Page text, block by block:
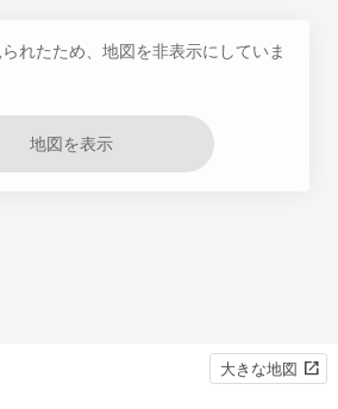
れたため、地図を非表示にしていま
地図を表示
大きな地図